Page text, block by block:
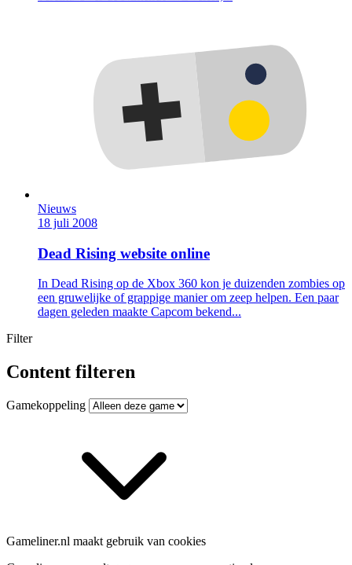
Nieuws
18 juli 2008
Dead Rising website online
In Dead Rising op de Xbox 360 kon je duizenden zombies op
een gruwelijke of grappige manier om zeep helpen. Een paar
dagen geleden maakte Capcom bekend...
Filter
Content filteren
Gamekoppeling
Gameliner.nl maakt gebruik van cookies